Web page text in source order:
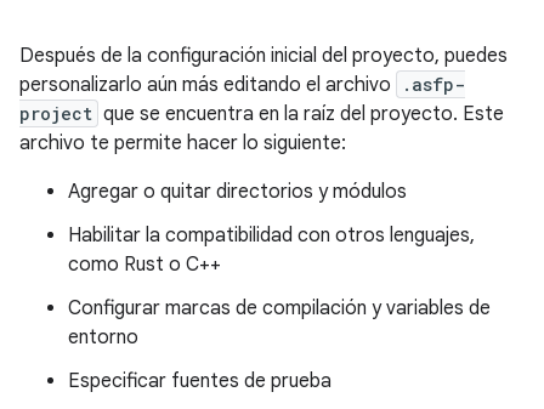
Después de la configuración inicial del proyecto, puedes
personalizarlo aún más editando el archivo
.asfp-
project que se encuentra en la raíz del proyecto. Este
archivo te permite hacer lo siguiente:
Agregar o quitar directorios y módulos
Habilitar la compatibilidad con otros lenguajes,
como Rust o C++
Configurar marcas de compilación y variables de
entorno
Especificar fuentes de prueba